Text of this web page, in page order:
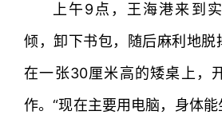
上午9点，王海港来到
倾，卸下书包，随后麻利地脱
在一张30厘米高的矮桌上，
作。“现在主要用电脑，身体